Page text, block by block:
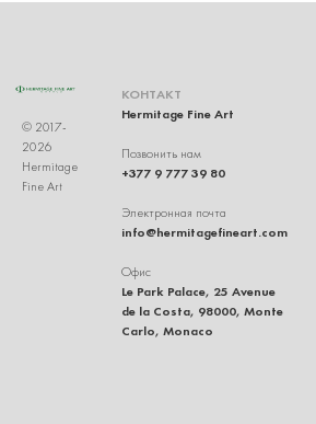
© 2017-
2026
Hermitage
Fine Art
КОНТАКТ
Hermitage Fine Art
Позвонить нам
+377 9 777 39 80
Электронная почта
info@hermitagefineart.com
Офис
Le Park Palace, 25 Avenue
de la Costa, 98000, Monte
Carlo, Monaco